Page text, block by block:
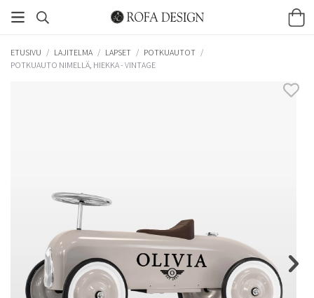
ETUSIVU / LAJITELMA / LAPSET / POTKUAUTOT /
POTKUAUTO NIMELLÄ, HIEKKA - VINTAGE